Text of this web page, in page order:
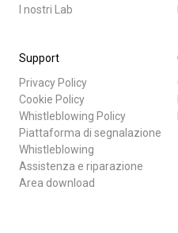
I nostri Lab
Support
Privacy Policy
Cookie Policy
Whistleblowing Policy
Piattaforma di segnalazione
Whistleblowing
Assistenza e riparazione
Area download
Prodotti
News
Download
Altro
Connect
Contattaci